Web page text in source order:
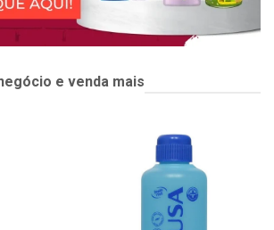
e venda mais